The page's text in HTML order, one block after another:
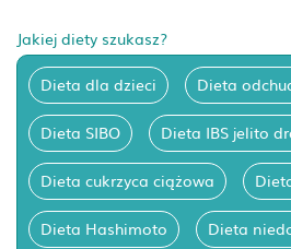
Jakiej diety szukasz?
Dieta dla dzieci Dieta
Dieta SIBO Dieta IBS jelito
Dieta cukrzyca ciążowa
Dieta Hashimoto Dieta